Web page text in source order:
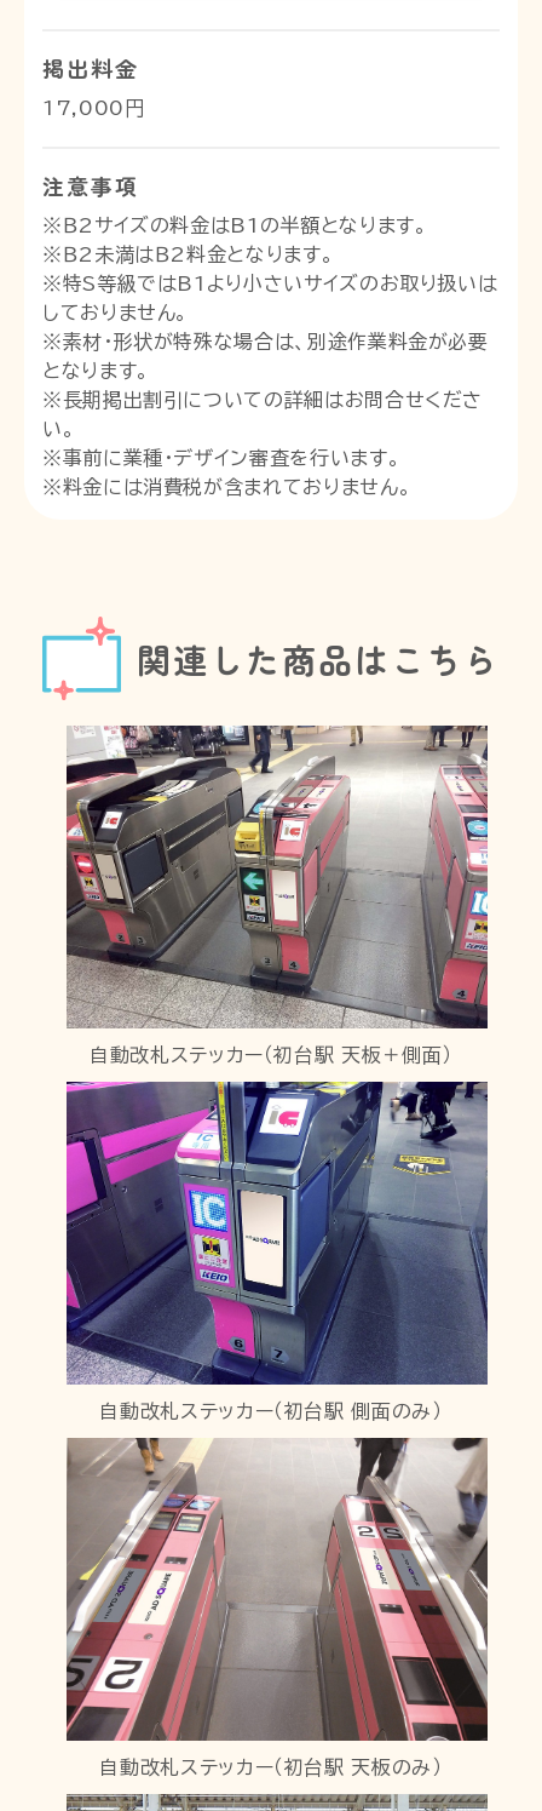
掲出料金
17,000円
注意事項
※Ｂ2サイズの料金はB1の半額となります。
※Ｂ2未満はＢ2料金となります。
※特S等級ではB1より小さいサイズのお取り扱いは
しておりません。
※素材・形状が特殊な場合は、別途作業料金が必要
となります。
※長期掲出割引についての詳細はお問合せくださ
い。
※事前に業種・デザイン審査を行います。
※料金には消費税が含まれておりません。
関連した商品はこちら
自動改札ステッカー（初台駅 天板＋側面）
自動改札ステッカー（初台駅 側面のみ）
自動改札ステッカー（初台駅 天板のみ）